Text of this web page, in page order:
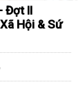
Đợt II
Hội & Sứ